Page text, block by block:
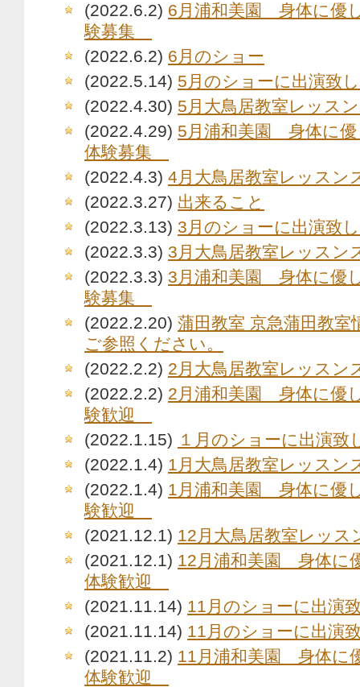
(2022.6.2) 6月浦和美園 身体に優
験募集
(2022.6.2) 6月のショー
(2022.5.14) 5月のショーに出演致
(2022.4.30) 5月大鳥居教室レッス
(2022.4.29) 5月浦和美園 身体に
体験募集
(2022.4.3) 4月大鳥居教室レッスン
(2022.3.27) 出来ること
(2022.3.13) 3月のショーに出演致
(2022.3.3) 3月大鳥居教室レッスン
(2022.3.3) 3月浦和美園 身体に優
験募集
(2022.2.20) 蒲田教室 京急蒲田教室
ご参照ください。
(2022.2.2) 2月大鳥居教室レッスン
(2022.2.2) 2月浦和美園 身体に優
験歓迎
(2022.1.15) １月のショーに出演致
(2022.1.4) 1月大鳥居教室レッスン
(2022.1.4) 1月浦和美園 身体に優
験歓迎
(2021.12.1) 12月大鳥居教室レッス
(2021.12.1) 12月浦和美園 身体
体験歓迎
(2021.11.14) 11月のショーに出演
(2021.11.14) 11月のショーに出演
(2021.11.2) 11月浦和美園 身体
体験歓迎